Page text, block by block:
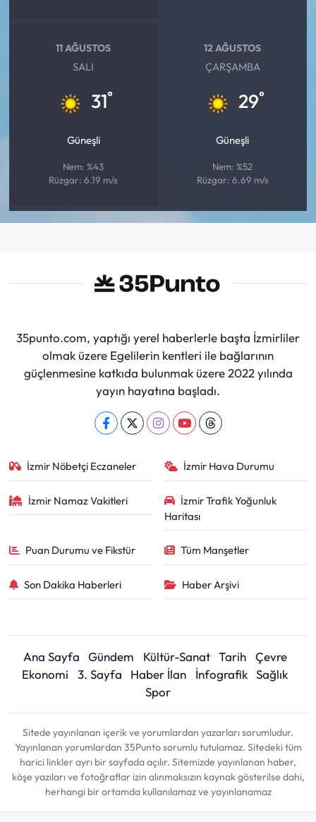
11 AĞUSTOS
SALI
31°
Güneşli
Nem: %43
Rüzgar: 6.19 m/s
12 AĞUSTOS
ÇARŞAMBA
29°
Güneşli
Nem: %52
Rüzgar: 6.69 m/s
35punto.com, yaptığı yerel haberlerle başta İzmirliler
olmak üzere Egelilerin kentleri ile bağlarının
güçlenmesine katkıda bulunmak üzere 2022 yılında
yayın hayatına başladı.
İzmir Nöbetçi Eczaneler İzmir Hava Durumu
İzmir Namaz Vakitleri
İzmir Trafik Yoğunluk
Haritası
Puan Durumu ve Fikstür Tüm Manşetler
Son Dakika Haberleri Haber Arşivi
Ana Sayfa Gündem Kültür-Sanat Tarih
Çevre
Ekonomi
3. Sayfa Haber İlan İnfografik Sağlık
Spor
Sitede yayınlanan içerik ve yorumlardan yazarları sorumludur.
Yayınlanan yorumlardan 35Punto sorumlu tutulamaz. Sitedeki tüm
harici linkler ayrı bir sayfada açılır. Sitemizde yayınlanan haber,
köşe yazıları ve fotoğraflar izin alınmaksızın kaynak gösterilse dahi,
herhangi bir ortamda kullanılamaz ve yayınlanamaz